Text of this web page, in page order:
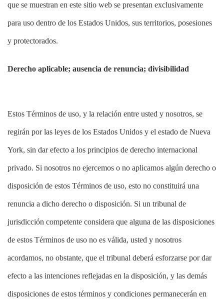
que se muestran en este sitio web se presentan exclusivamente
para uso dentro de los Estados Unidos, sus territorios, posesiones
y protectorados.
Derecho aplicable; ausencia de renuncia; divisibilidad
Estos Términos de uso, y la relación entre usted y nosotros, se
regirán por las leyes de los Estados Unidos y el estado de Nueva
York, sin dar efecto a los principios de derecho internacional
privado. Si nosotros no ejercemos o no aplicamos algún derecho o
disposición de estos Términos de uso, esto no constituirá una
renuncia a dicho derecho o disposición. Si un tribunal de
jurisdicción competente considera que alguna de las disposiciones
de estos Términos de uso no es válida, usted y nosotros
acordamos, no obstante, que el tribunal deberá esforzarse por dar
efecto a las intenciones reflejadas en la disposición, y las demás
disposiciones de estos términos y condiciones permanecerán en